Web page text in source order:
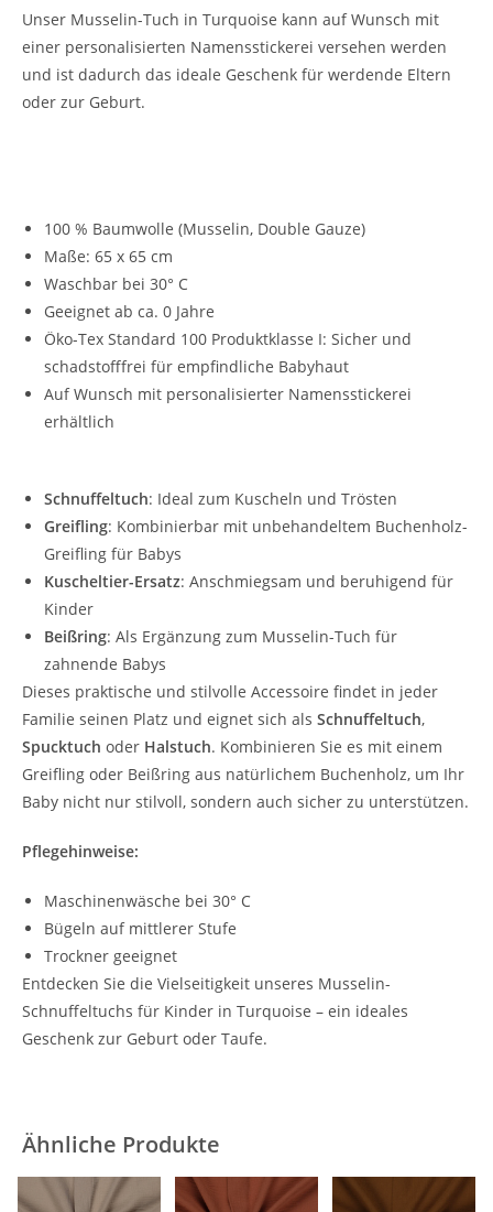
Unser Musselin-Tuch in Turquoise kann auf Wunsch mit
einer personalisierten Namensstickerei versehen werden
und ist dadurch das ideale Geschenk für werdende Eltern
oder zur Geburt.
100 % Baumwolle (Musselin, Double Gauze)
Maße: 65 x 65 cm
Waschbar bei 30° C
Geeignet ab ca. 0 Jahre
Öko-Tex Standard 100 Produktklasse I: Sicher und
schadstofffrei für empfindliche Babyhaut
Auf Wunsch mit personalisierter Namensstickerei
erhältlich
Schnuffeltuch: Ideal zum Kuscheln und Trösten
Greifling: Kombinierbar mit unbehandeltem Buchenholz-
Greifling für Babys
Kuscheltier-Ersatz: Anschmiegsam und beruhigend für
Kinder
Beißring: Als Ergänzung zum Musselin-Tuch für
zahnende Babys
Dieses praktische und stilvolle Accessoire findet in jeder
Familie seinen Platz und eignet sich als Schnuffeltuch,
Spucktuch oder Halstuch. Kombinieren Sie es mit einem
Greifling oder Beißring aus natürlichem Buchenholz, um Ihr
Baby nicht nur stilvoll, sondern auch sicher zu unterstützen.
Pflegehinweise:
Maschinenwäsche bei 30° C
Bügeln auf mittlerer Stufe
Trockner geeignet
Entdecken Sie die Vielseitigkeit unseres Musselin-
Schnuffeltuchs für Kinder in Turquoise – ein ideales
Geschenk zur Geburt oder Taufe.
Ähnliche Produkte